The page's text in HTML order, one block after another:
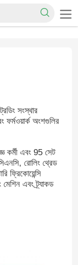
সংস্থার
ফর্মওয়ার্ক অংশগুলির
কর্মী এবং 95 সেট
রোলিং থ্রেড
ফ্রিকোয়েন্সি
এবং ট্র্যাকড